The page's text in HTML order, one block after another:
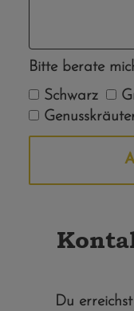
Bitte berate
Schwarz
Du